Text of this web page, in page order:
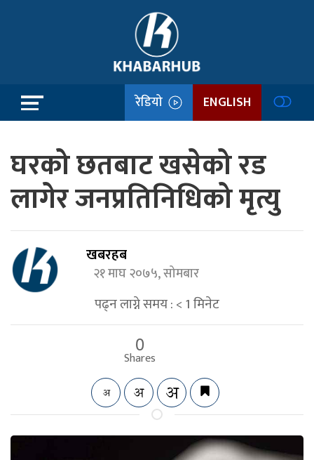
रेडियो ENGLISH
घरको छतबाट खसेको रड
लागेर जनप्रतिनिधिको मृत्यु
खबरहब
२१ माघ २०७५, सोमबार
पढ्न लाग्ने समय :< 1मिनेट
0
Shares